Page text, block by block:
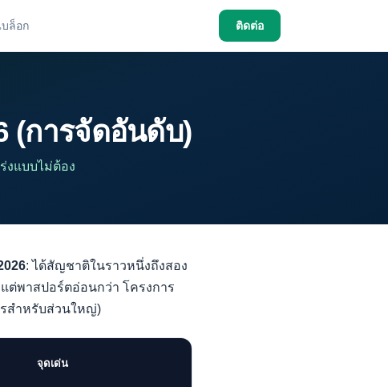
บล็อก ติดต่อ
(การจัดอันดับ)
งแบบไม่ต้อง
: ได้สัญชาติในราวหนึ่งถึงสอง
แต่พาสปอร์ตอ่อนกว่า โครงการ
รสำหรับส่วนใหญ่)
จุดเด่น